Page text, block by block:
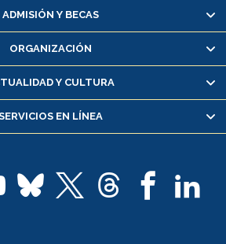
Matrícula en línea
y cambio de asignaturas
y certificado de notas
médico y dental
arancel y crédito alumnos
Docentes
ADMISIÓN Y BECAS
ORGANIZACIÓN
Y CULTURA
EN LÍNEA